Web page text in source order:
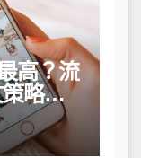
高？流
略攻